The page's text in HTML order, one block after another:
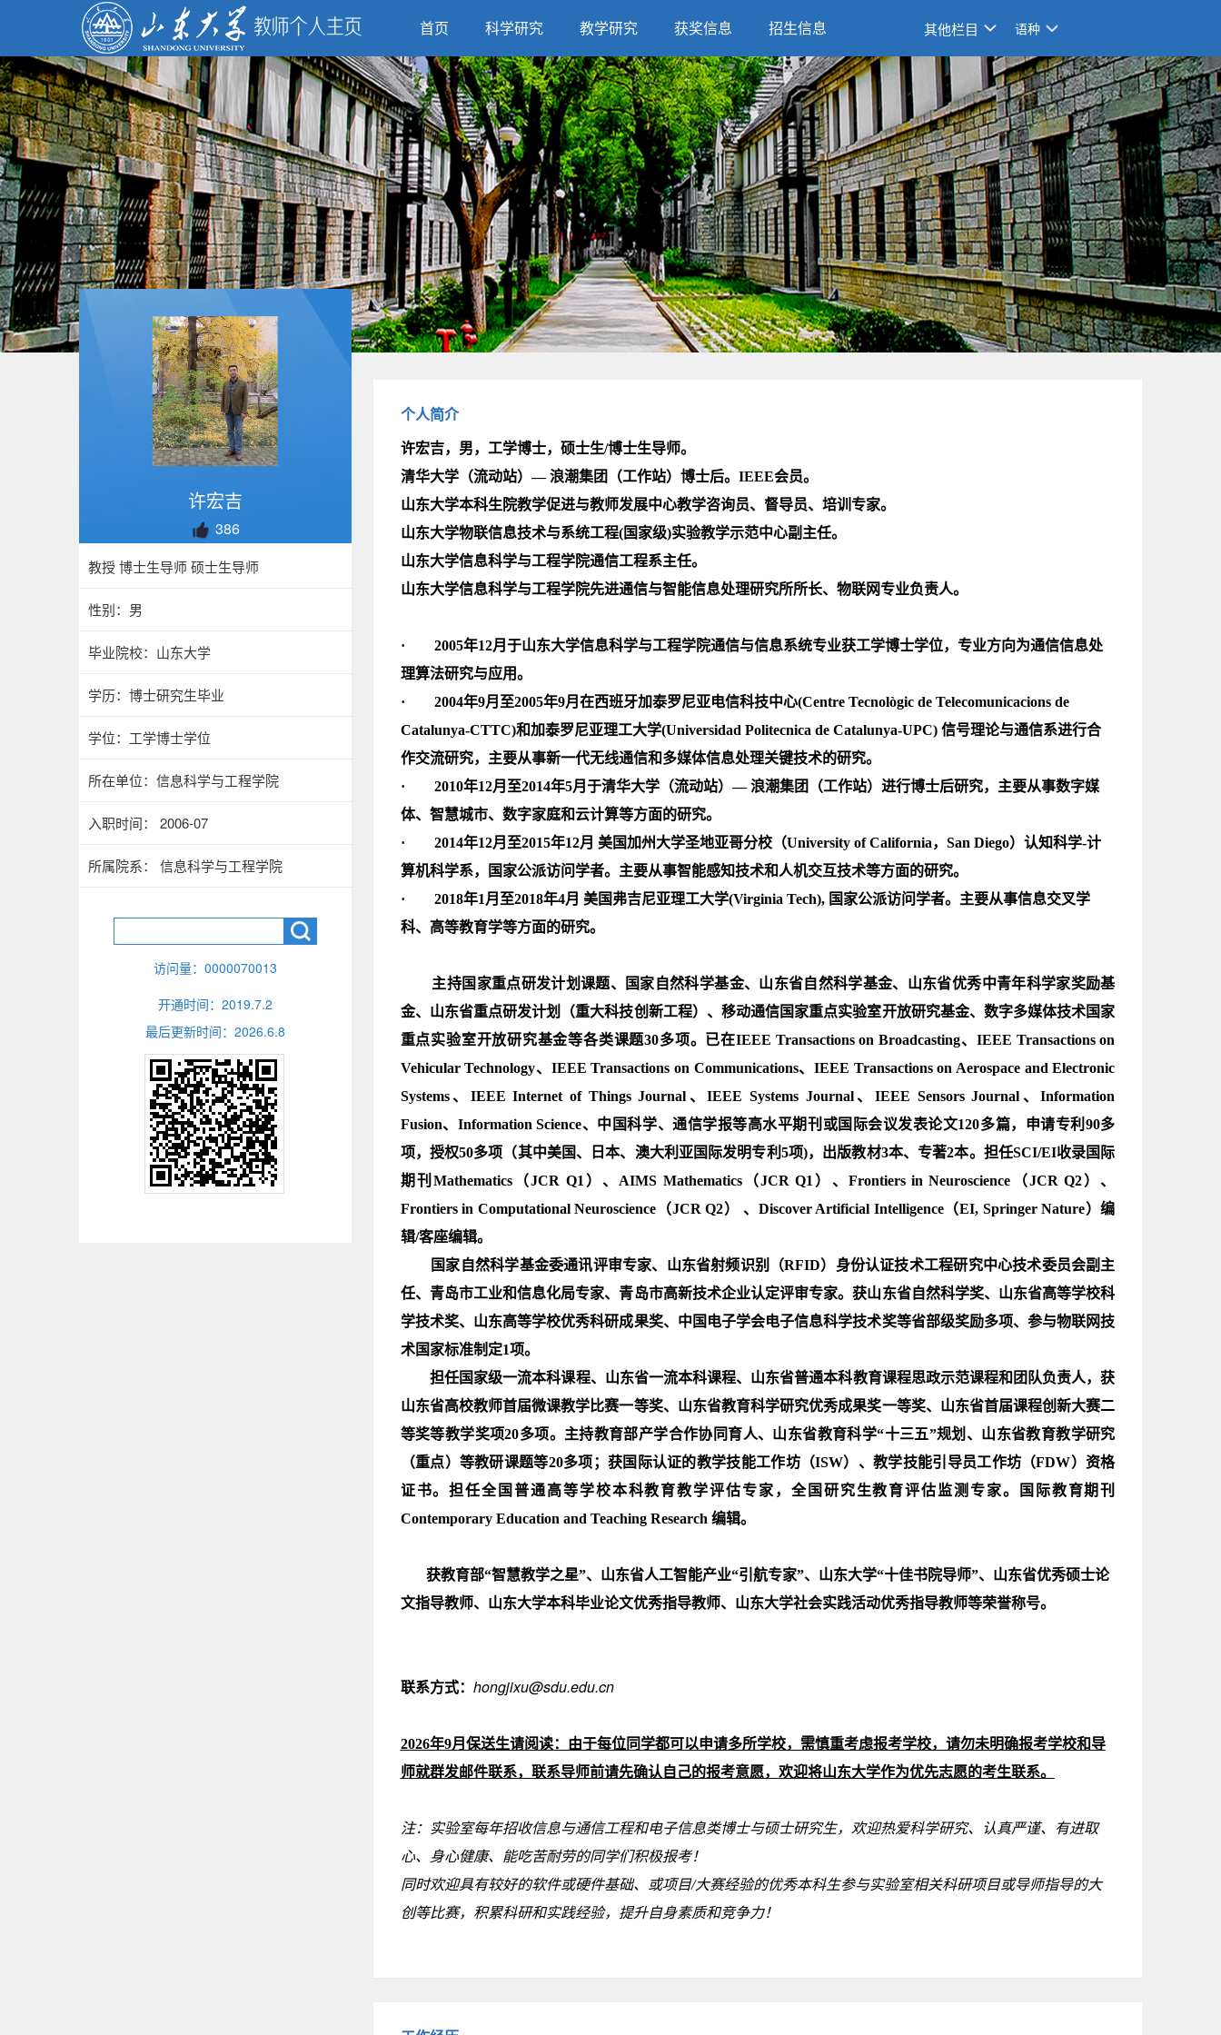
首页 科学研究 教学研究 获奖信息 招生信息 其他栏目 语种
许宏吉
386
教授 博士生导师 硕士生导师
性别：男
毕业院校：山东大学
学历：博士研究生毕业
学位：工学博士学位
所在单位：信息科学与工程学院
入职时间： 2006-07
所属院系： 信息科学与工程学院
访问量： 0000070013
开通时间： 2019.7.2
最后更新时间： 2026.6.8
个人简介
许宏吉，男，工学博士，硕士生/博士生导师。
清华大学（流动站）— 浪潮集团（工作站）博士后。IEEE会员。
山东大学本科生院教学促进与教师发展中心教学咨询员、督导员、培训专家。
山东大学物联信息技术与系统工程(国家级)实验教学示范中心副主任。
山东大学信息科学与工程学院通信工程系主任。
山东大学信息科学与工程学院先进通信与智能信息处理研究所所长、物联网专业负责人。
· 2005年12月于山东大学信息科学与工程学院通信与信息系统专业获工学博士学位，专业方向为通信信息处
理算法研究与应用。
· 2004年9月至2005年9月在西班牙加泰罗尼亚电信科技中心(Centre Tecnològic de Telecomunicacions de
Catalunya-CTTC)和加泰罗尼亚理工大学(Universidad Politecnica de Catalunya-UPC) 信号理论与通信系进行合
作交流研究，主要从事新一代无线通信和多媒体信息处理关键技术的研究。
· 2010年12月至2014年5月于清华大学（流动站）— 浪潮集团（工作站）进行博士后研究，主要从事数字媒
体、智慧城市、数字家庭和云计算等方面的研究。
· 2014年12月至2015年12月 美国加州大学圣地亚哥分校（University of California，San Diego）认知科学-计
算机科学系，国家公派访问学者。主要从事智能感知技术和人机交互技术等方面的研究。
· 2018年1月至2018年4月 美国弗吉尼亚理工大学(Virginia Tech), 国家公派访问学者。主要从事信息交叉学
科、高等教育学等方面的研究。
主持国家重点研发计划课题、国家自然科学基金、山东省自然科学基金、山东省优秀中青年科学家奖励基
金、山东省重点研发计划（重大科技创新工程）、移动通信国家重点实验室开放研究基金、数字多媒体技术国家
重点实验室开放研究基金等各类课题30多项。已在IEEE Transactions on Broadcasting、IEEE Transactions on
Vehicular Technology、IEEE Transactions on Communications、IEEE Transactions on Aerospace and Electronic
Systems、IEEE Internet of Things Journal、IEEE Systems Journal、IEEE Sensors Journal、Information
Fusion、Information Science、中国科学、通信学报等高水平期刊或国际会议发表论文120多篇，申请专利90多
项，授权50多项（其中美国、日本、澳大利亚国际发明专利5项)，出版教材3本、专著2本。担任SCI/EI收录国际
期刊Mathematics（JCR Q1）、AIMS Mathematics（JCR Q1）、Frontiers in Neuroscience（JCR Q2）、
Frontiers in Computational Neuroscience（JCR Q2） 、Discover Artificial Intelligence（EI, Springer Nature）编
辑/客座编辑。
国家自然科学基金委通讯评审专家、山东省射频识别（RFID）身份认证技术工程研究中心技术委员会副主
任、青岛市工业和信息化局专家、青岛市高新技术企业认定评审专家。获山东省自然科学奖、山东省高等学校科
学技术奖、山东高等学校优秀科研成果奖、中国电子学会电子信息科学技术奖等省部级奖励多项、参与物联网技
术国家标准制定1项。
担任国家级一流本科课程、山东省一流本科课程、山东省普通本科教育课程思政示范课程和团队负责人，获
山东省高校教师首届微课教学比赛一等奖、山东省教育科学研究优秀成果奖一等奖、山东省首届课程创新大赛二
等奖等教学奖项20多项。主持教育部产学合作协同育人、山东省教育科学“十三五”规划、山东省教育教学研究
（重点）等教研课题等20多项；获国际认证的教学技能工作坊（ISW）、教学技能引导员工作坊（FDW）资格
证书。担任全国普通高等学校本科教育教学评估专家，全国研究生教育评估监测专家。国际教育期刊
Contemporary Education and Teaching Research 编辑。
获教育部“智慧教学之星”、山东省人工智能产业“引航专家”、山东大学“十佳书院导师”、山东省优秀硕士论
文指导教师、山东大学本科毕业论文优秀指导教师、山东大学社会实践活动优秀指导教师等荣誉称号。
联系方式： hongjixu@sdu.edu.cn
2026年9月保送生请阅读：由于每位同学都可以申请多所学校，需慎重考虑报考学校，请勿未明确报考学校和导
师就群发邮件联系， 联系导师前请先确认自己的报考意愿， 欢迎将山东大学作为优先志愿的考生联系。
注：实验室每年招收信息与通信工程和电子信息类博士与硕士研究生，欢迎热爱科学研究、认真严谨、有进取
心、身心健康、能吃苦耐劳的同学们积极报考！
同时欢迎具有较好的软件或硬件基础、或项目/大赛经验的优秀本科生参与实验室相关科研项目或导师指导的大
创等比赛，积累科研和实践经验，提升自身素质和竞争力！